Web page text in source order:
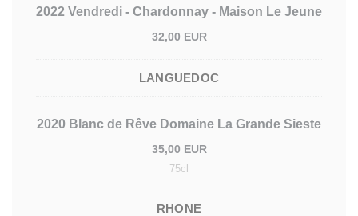
2022 Vendredi - Chardonnay - Maison Le Jeune
32,00 EUR
LANGUEDOC
2020 Blanc de Rêve Domaine La Grande Sieste
35,00 EUR
75cl
RHONE